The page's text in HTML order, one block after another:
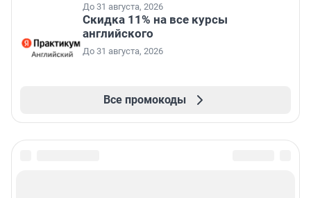
До 31 августа, 2026
Скидка 11% на все курсы
английского
До 31 августа, 2026
Все промокоды